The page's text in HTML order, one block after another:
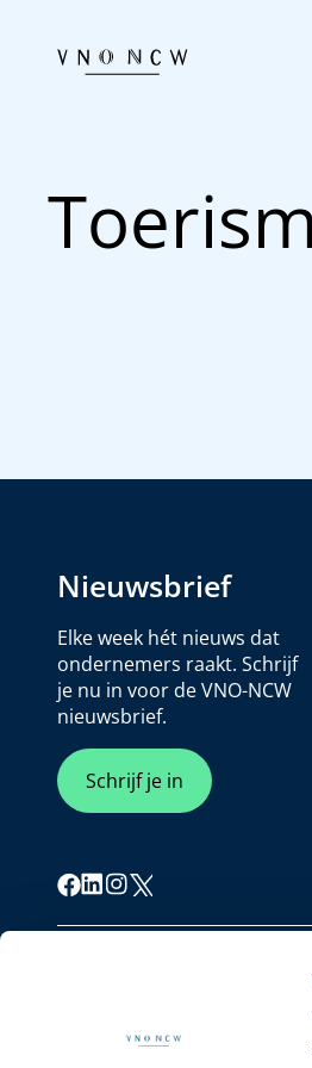
Nieuwsbrief
Elke week hét nieuws dat
ondernemers raakt. Schrijf
je nu in voor de VNO-NCW
nieuwsbrief.
Schrijf je in